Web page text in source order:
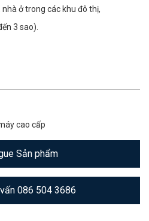
ở trong các khu đô thị,
3 sao).
cao cấp
Sản phẩm
086 504 3686